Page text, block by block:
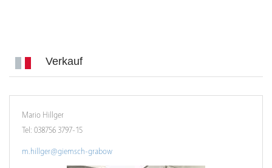
Verkauf
Mario Hillger
Tel: 038756 3797-15
m.hillger@giemsch-grabow